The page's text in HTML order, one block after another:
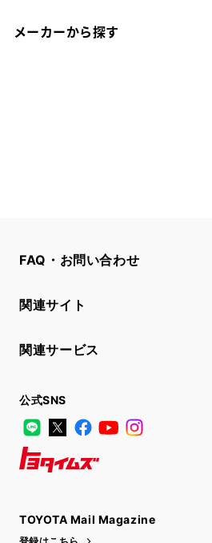
メーカーから探す
FAQ・お問い合わせ
関連サイト
関連サービス
公式SNS
LINE
X FacebookYouTube
TOYOTA Mail Magazine